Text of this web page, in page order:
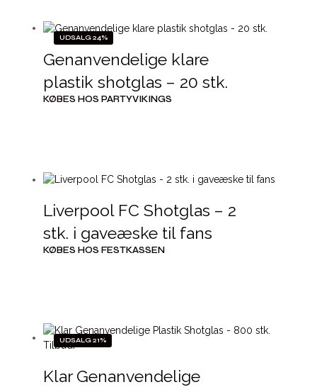
UDSALG 24%
Genanvendelige klare
plastik shotglas – 20 stk.
KØBES HOS PARTYVIKINGS
Liverpool FC Shotglas – 2
stk. i gaveæske til fans
KØBES HOS FESTKASSEN
UDSALG 21%
Klar Genanvendelige